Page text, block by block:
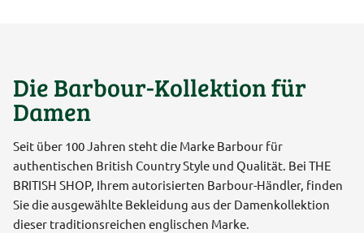
Die Barbour-Kollektion für
Damen
Seit über 100 Jahren steht die Marke Barbour für
authentischen British Country Style und Qualität. Bei THE
BRITISH SHOP, Ihrem autorisierten Barbour-Händler, finden
Sie die ausgewählte Bekleidung aus der Damenkollektion
dieser traditionsreichen englischen Marke.